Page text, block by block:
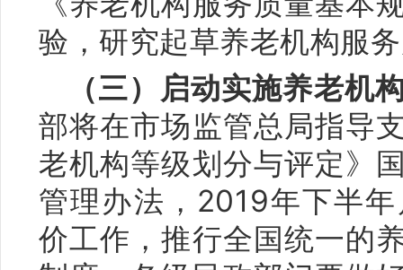
验，研究起草养老机构服
（三）启动实施养老机
部将在市场监管总局指导
老机构等级划分与评定》
管理办法，2019年下半
价工作，推行全国统一的